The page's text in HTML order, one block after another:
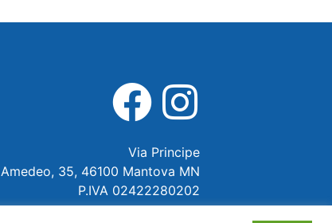
Via Principe
Amedeo, 35, 46100 Mantova MN
P.IVA 02422280202